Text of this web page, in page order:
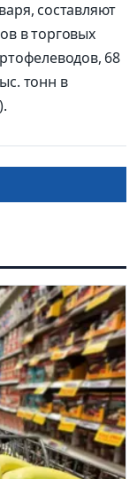
составляют
в торговых
68
тонн в